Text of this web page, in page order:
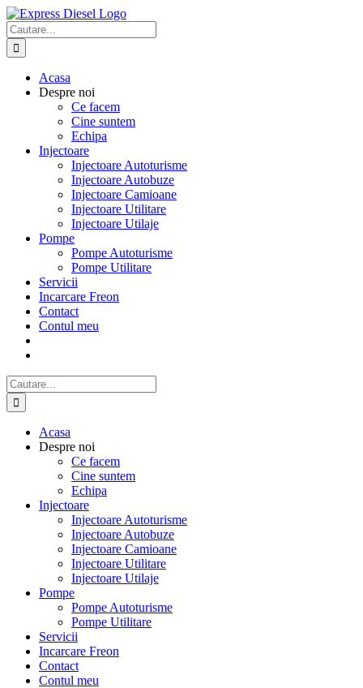
Skip
to
content
Cautare...
Acasa
Despre noi
Ce facem
Cine suntem
Echipa
Injectoare
Injectoare Autoturisme
Injectoare Autobuze
Injectoare Camioane
Injectoare Utilitare
Injectoare Utilaje
Pompe
Pompe Autoturisme
Pompe Utilitare
Servicii
Incarcare Freon
Contact
Contul meu
Cautare...
Acasa
Despre noi
Ce facem
Cine suntem
Echipa
Injectoare
Injectoare Autoturisme
Injectoare Autobuze
Injectoare Camioane
Injectoare Utilitare
Injectoare Utilaje
Pompe
Pompe Autoturisme
Pompe Utilitare
Servicii
Incarcare Freon
Contact
Contul meu